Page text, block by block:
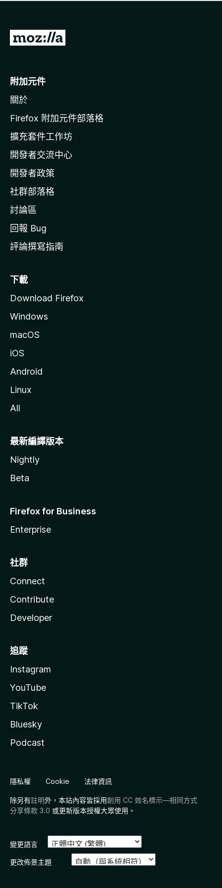
有
前
o
i
l
a
官
網
附加元件
關於
Firefox 附加元件部落格
擴充套件工作坊
開發者交流中心
開發者政策
社群部落格
討論區
回報 Bug
評論撰寫指南
下載
Download Firefox
Windows
macOS
iOS
Android
Linux
All
最新編譯版本
Nightly
Beta
Firefox for Business
Enterprise
社群
Connect
Contribute
Developer
追蹤
Instagram
YouTube
TikTok
Bluesky
Podcast
隱私權 Cookie 法律資訊
除另有註明外，本站內容皆採用創用 CC 姓名標示—相同方式
分享條款 3.0 或更新版本授權大眾使用。
變更語言
更改佈景主題